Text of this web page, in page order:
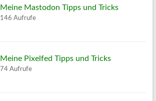
Meine Mastodon Tipps und Tricks
146 Aufrufe
Meine Pixelfed Tipps und Tricks
74 Aufrufe